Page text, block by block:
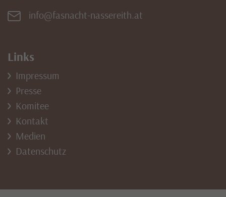
info@fasnacht-nassereith.at
Links
Impressum
Presse
Komitee
Kontakt
Medien
Datenschutz